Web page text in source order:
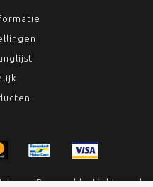
- Powered byLightspeed